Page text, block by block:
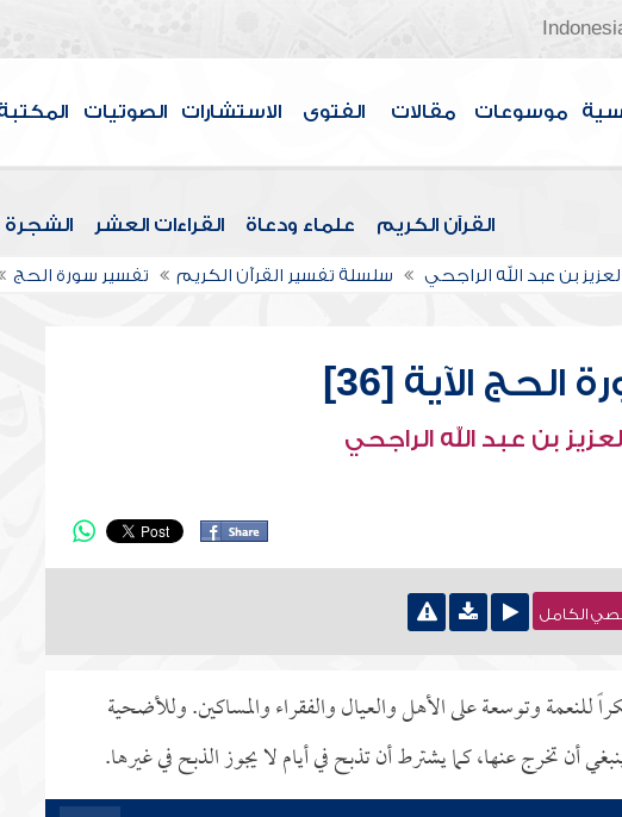
موسوعات مقالات الفتوى الاستشارات الصوتيات
القرآن الكريم علماء ودعاة القراءات العشر الشجرة
بن عبد الله الراجحي سلسلة تفسير القرآن الكريم تفسير سورة الحج
الآية [36]
بن عبد الله الراجحي
الكامل
وتوسعة على الأهل والعيال والفقراء والمساكين. وللأضحية
تخرج عنها، كما يشترط أن تذبح في أيام لا يجوز الذبح في غيرها.